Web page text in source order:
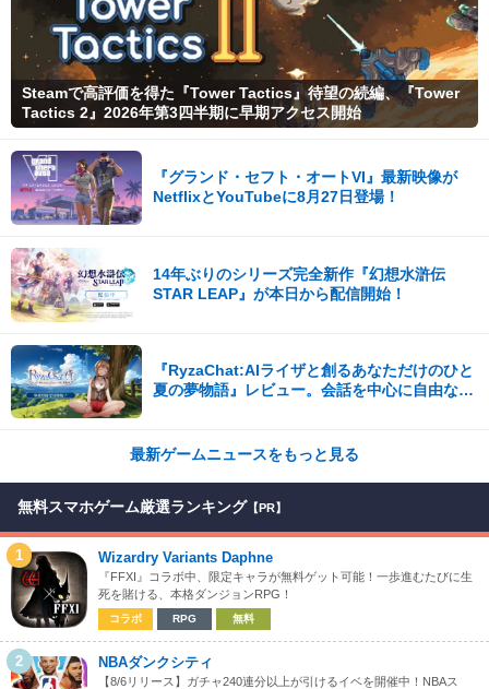
Steamで高評価を得た『Tower Tactics』待望の続編、『Tower
Tactics 2』2026年第3四半期に早期アクセス開始
『グランド・セフト・オートVI』最新映像が
NetflixとYouTubeに8月27日登場！
14年ぶりのシリーズ完全新作『幻想水滸伝
STAR LEAP』が本日から配信開始！
『RyzaChat:AIライザと創るあなただけのひと
夏の夢物語』レビュー。会話を中心に自由な冒
最新ゲームニュースをもっと見る
無料スマホゲーム厳選ランキング 【PR】
1 Wizardry Variants Daphne
『FFXI』コラボ中、限定キャラが無料ゲット可能！一歩進むたびに生
死を賭ける、本格ダンジョンRPG！
コラボ RPG 無料
2 NBAダンクシティ
【8/6リリース】ガチャ240連分以上が引けるイベを開催中！NBAス